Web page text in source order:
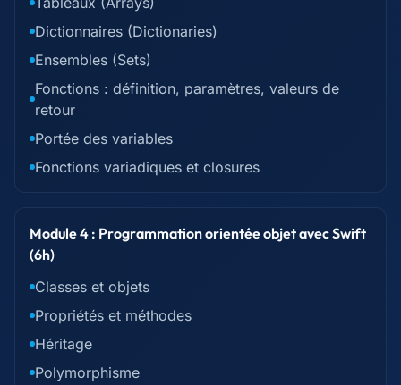
Dictionnaires (Dictionaries)
Ensembles (Sets)
Fonctions : définition, paramètres, valeurs de
retour
Portée des variables
Fonctions variadiques et closures
Module 4 : Programmation orientée objet avec Swift
(6h)
Classes et objets
Propriétés et méthodes
Héritage
Polymorphisme